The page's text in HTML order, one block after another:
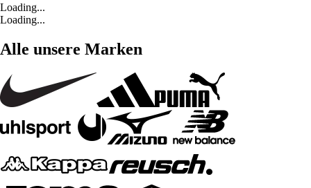
Loading...
Loading...
Alle unsere Marken